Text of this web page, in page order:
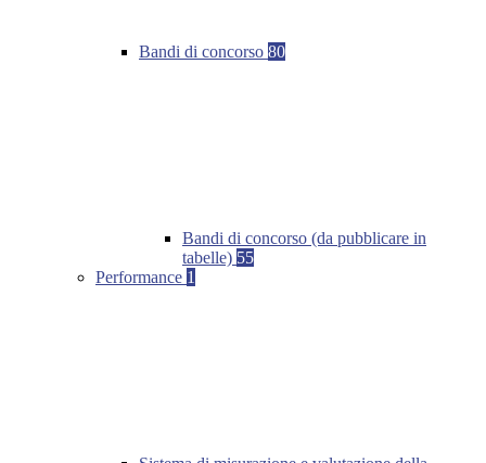
Bandi di concorso 80
Bandi di concorso (da pubblicare in
tabelle) 55
Performance 1